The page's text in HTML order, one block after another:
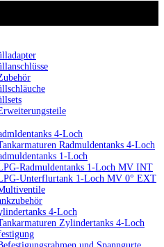
4-Loch
Radmuldentanks 4-Loch
1-Loch
Radmuldentanks 1-Loch MV INT
Unterflurtank 1-Loch MV 0° EXT
4-Loch
Zylindertanks 4-Loch